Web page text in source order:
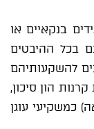
בנקאיים או
בכל ההיבטים
להשקעותיהם
הון סיכון,
כמשקיעי עוגן